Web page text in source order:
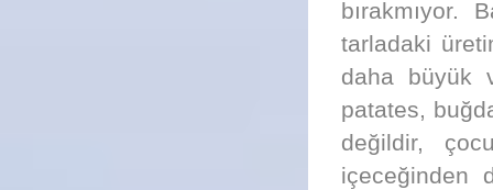
bırakmıyor.
tarladaki
daha büyük
patates,
değildir,
içeceğinden